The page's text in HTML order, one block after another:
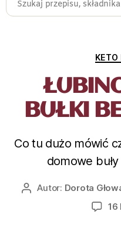
BUŁKI
Co tu dużo mówić
domowe
Autor: Dorota
16